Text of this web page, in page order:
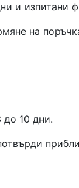
и изпитани
на
до 10 дни.